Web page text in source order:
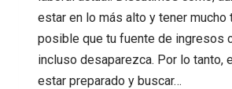
estar en lo más alto y tener mucho
posible que tu fuente de ingresos
incluso desaparezca. Por lo tanto,
estar preparado y buscar…